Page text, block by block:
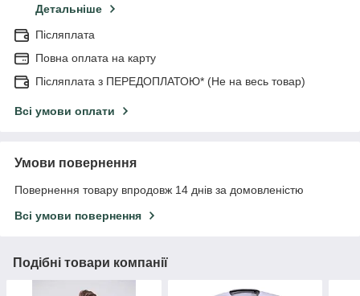
Детальніше
Післяплата
Повна оплата на карту
Післяплата з ПЕРЕДОПЛАТОЮ* (Не на весь товар)
Всі умови оплати
Умови повернення
Повернення товару впродовж 14 днів за домовленістю
Всі умови повернення
Подібні товари компанії